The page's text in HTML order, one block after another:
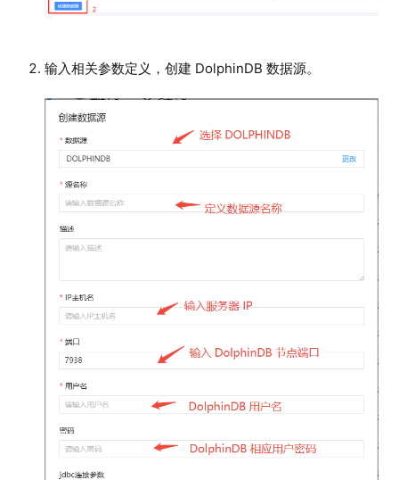
输入相关参数定义，创建 DolphinDB 数据源。